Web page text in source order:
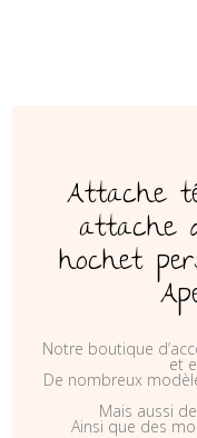
Attache
attache
hochet
Notre boutique
et
De nombreux
Mais aussi
Ainsi que des